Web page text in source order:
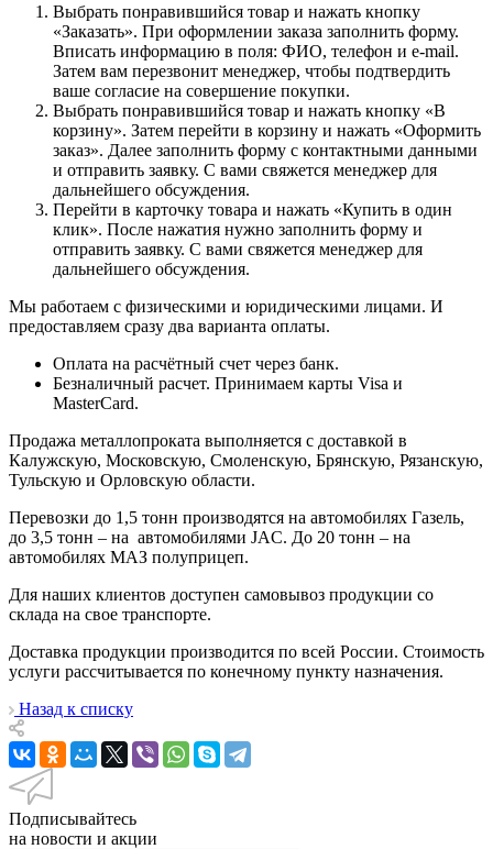
Выбрать понравившийся товар и нажать кнопку
«Заказать». При оформлении заказа заполнить форму.
Вписать информацию в поля: ФИО, телефон и e-mail.
Затем вам перезвонит менеджер, чтобы подтвердить
ваше согласие на совершение покупки.
Выбрать понравившийся товар и нажать кнопку «В
корзину». Затем перейти в корзину и нажать «Оформить
заказ». Далее заполнить форму с контактными данными
и отправить заявку. С вами свяжется менеджер для
дальнейшего обсуждения.
Перейти в карточку товара и нажать «Купить в один
клик». После нажатия нужно заполнить форму и
отправить заявку. С вами свяжется менеджер для
дальнейшего обсуждения.
Мы работаем с физическими и юридическими лицами. И
предоставляем сразу два варианта оплаты.
Оплата на расчётный счет через банк.
Безналичный расчет. Принимаем карты Visa и
MasterCard.
Продажа металлопроката выполняется с доставкой в
Калужскую, Московскую, Смоленскую, Брянскую, Рязанскую,
Тульскую и Орловскую области.
Перевозки до 1,5 тонн производятся на автомобилях Газель,
до 3,5 тонн – на автомобилями JAC. До 20 тонн – на
автомобилях МАЗ полуприцеп.
Для наших клиентов доступен самовывоз продукции со
склада на свое транспорте.
Доставка продукции производится по всей России. Стоимость
услуги рассчитывается по конечному пункту назначения.
Назад к списку
Подписывайтесь
на новости и акции